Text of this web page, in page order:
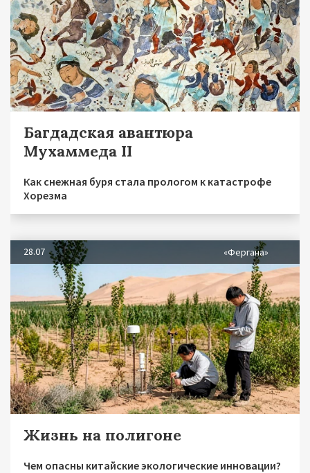
Багдадская авантюра
Мухаммеда II
Как снежная буря стала прологом к катастрофе
Хорезма
28.07 «Фергана»
Жизнь на полигоне
Чем опасны китайские экологические инновации?